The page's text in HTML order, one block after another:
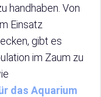
handhaben. Von
Einsatz
gibt es
im Zaum zu
das Aquarium